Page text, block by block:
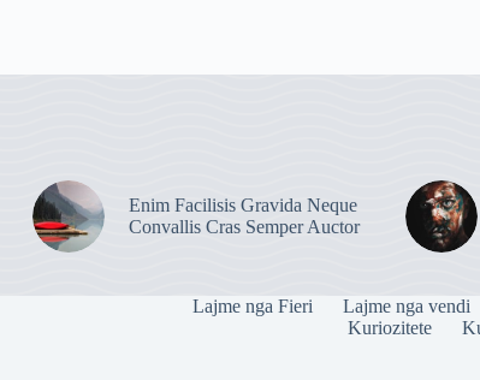
Enim Facilisis Gravida Neque
Convallis Cras Semper Auctor
Lajme nga Fieri Lajme nga vendi
Kuriozitete